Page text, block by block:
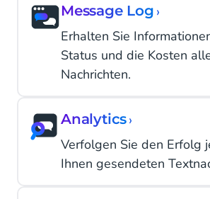
Message Log ›
Erhalten Sie
Status und die Kosten
Nachrichten.
Analytics›
Verfolgen Sie den Erfolg
Ihnen gesendeten